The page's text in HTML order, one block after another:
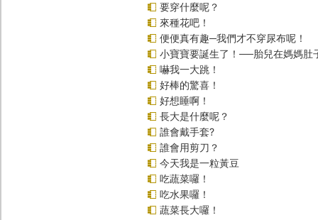
要穿什麼呢？
來種花吧！
便便真有趣─我們才不穿尿布呢！
小寶寶要誕生了！──胎兒在媽媽肚
嚇我一大跳！
好棒的驚喜！
好想睡啊！
長大是什麼呢？
誰會戴手套?
誰會用剪刀？
今天我是一粒黃豆
吃蔬菜囉！
吃水果囉！
蔬菜長大囉！